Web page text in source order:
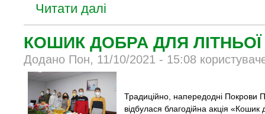
Читати далі
КОШИК ДОБРА ДЛЯ
Додано Пон, 11/10/2021 - 15:08
Традиційно, напередодні Покрови
відбулася благодійна акція